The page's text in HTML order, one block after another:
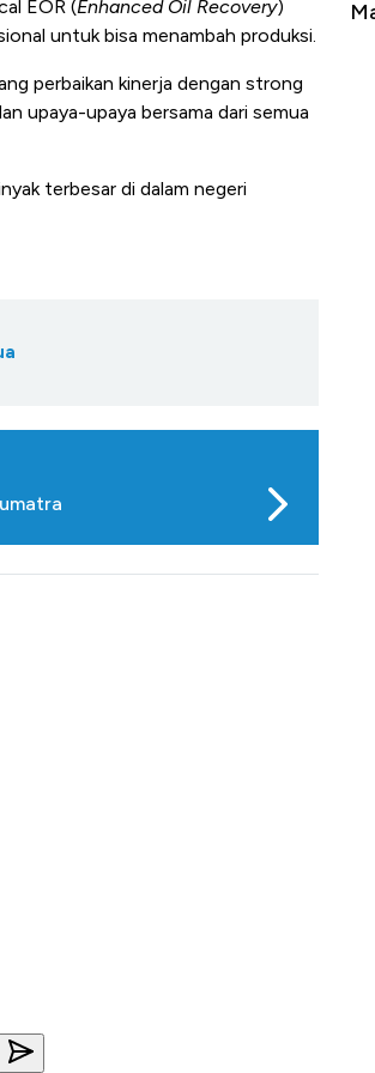
EOR (Enhanced Oil Recovery)
untuk bisa menambah produksi.
perbaikan kinerja dengan strong
upaya-upaya bersama dari semua
terbesar di dalam negeri
yang Cuannya Paling Menyala?